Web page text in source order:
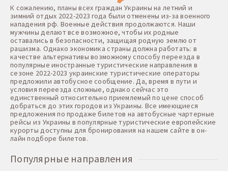
К сожалению, планы всех граждан Украины на летний и
зимний отдых 2022-2023 года были отменены из-за военного
нападения рф. Военные действия продолжаются. Наши
мужчины делают все возможное, чтобы их родные
оставались в безопасности, защищая родную землю от
рашизма. Однако экономика страны должна работать: в
качестве альтернативы возможному способу переезда в
популярные иностранные туристические направления в
сезоне 2022-2023 украинские туристические операторы
предложили автобусное сообщение. Да, время в пути и
условия переезда сложные, однако сейчас это
единственный относительно приемлемый по цене способ
добраться до этих городов из Украины. Все имеющиеся
предложения по продаже билетов на автобусные чартерные
рейсы из Украины в популярные туристические европейские
курорты доступны для бронирования на нашем сайте в он-
лайн подборе билетов.
Популярные направления